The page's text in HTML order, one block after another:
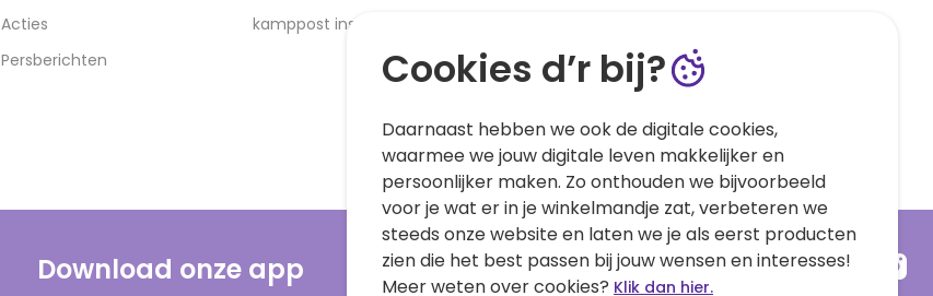
Acties
Persberichten
kamppost inspiratie
Download onze app
Cookies d’r bij?
Daarnaast hebben we ook de digitale cookies,
waarmee we jouw digitale leven makkelijker en
persoonlijker maken. Zo onthouden we bijvoorbeeld
voor je wat er in je winkelmandje zat, verbeteren we
steeds onze website en laten we je als eerst producten
zien die het best passen bij jouw wensen en interesses!
Meer weten over cookies? Klik dan hier.